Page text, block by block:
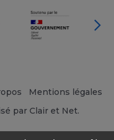
Mentions légales
par Clair et Net.